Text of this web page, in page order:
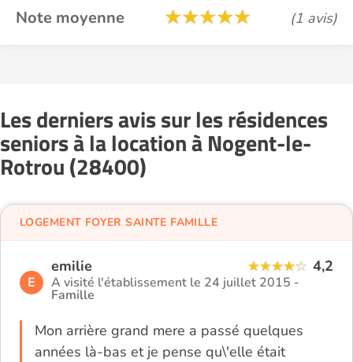
Note moyenne (1 avis)
Les derniers avis sur les résidences
seniors à la location à Nogent-le-
Rotrou (28400)
E
emilie 4,2
A visité l'établissement le 24 juillet 2015 -
Famille
Mon arrière grand mere a passé quelques
années là-bas et je pense qu\'elle était
LOGEMENT FOYER SAINTE FAMILLE